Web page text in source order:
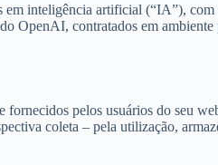
inteligência artificial (“IA”),
contratados em
pelos usuários do seu
coleta – pela utilização,